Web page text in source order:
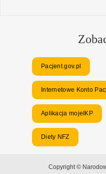
Pacjent.gov.pl
Internetowe Konto
Aplikacja mojeIKP
Diety NFZ
Copyright ©